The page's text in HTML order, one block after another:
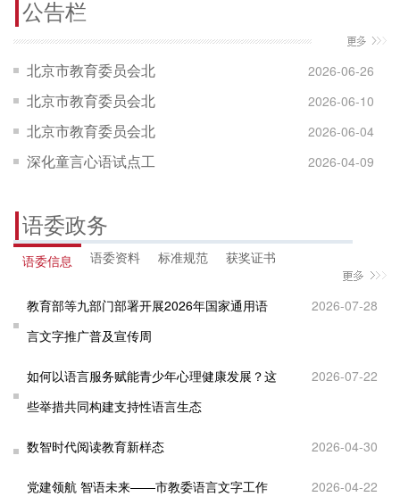
公告栏
北京市教育委员会北
京市语言文字工作委
员会关于开展北京市
民语言文化大讲堂活
2026-06-26
北京市教育委员会北
京市语言文字工作委
员会关于组织开展第
大赛北京赛区赛事活
动的通知
2026-06-10
北京市教育委员会北
京市语言文字工作委
2026年北京市“典耀中
华・京韵书香”学生阅
2026-06-04
深化童言心语试点工
2026-04-09
语委政务
语委信息 语委资料 标准规范 获奖证书
2026-07-28
教育部等九部门部署开展2026年国家通用语
言文字推广普及宣传周
2026-07-22
如何以语言服务赋能青少年心理健康发展？这
些举措共同构建支持性语言生态
2026-04-30
数智时代阅读教育新样态
2026-04-22
党建领航 智语未来——市教委语言文字工作